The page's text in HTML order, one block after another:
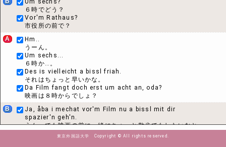
Um sechs?
６時でどう？
Vor'm Rathaus?
市役所の前で？
A
Hm..
うーん。
Um sechs...
６時か…。
Des is vielleicht a bissl friah.
それはちょっと早いかな。
Da Film fangt doch erst um acht an, oda?
映画は８時からでしょ？
B
Ja, åba i mechat vor'm Film nu a bissl mit dir
spazier'n geh'n.
うん，でも映画の前に一緒にちょっと散歩でもしたいなと
東京外国語大学 Copyright © All rights reserved.